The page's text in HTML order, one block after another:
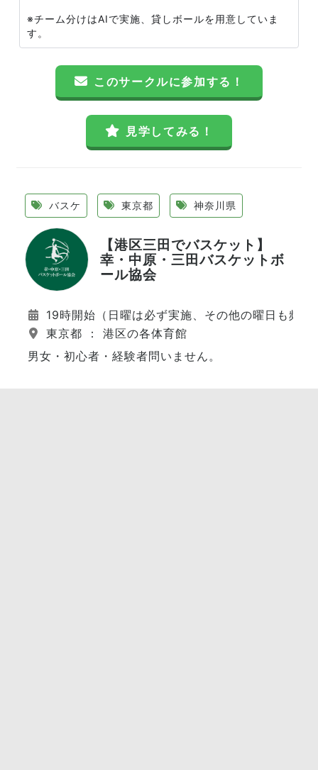
※チーム分けはAIで実施、貸しボールを用意していま
す。
このサークルに参加する！
見学してみる！
バスケ 東京都 神奈川県
【港区三田でバスケット】
幸・中原・三田バスケットボ
ール協会
19時開始（日曜は必ず実施、その他の曜日も頻繁
東京都 ： 港区の各体育館
男女・初心者・経験者問いません。